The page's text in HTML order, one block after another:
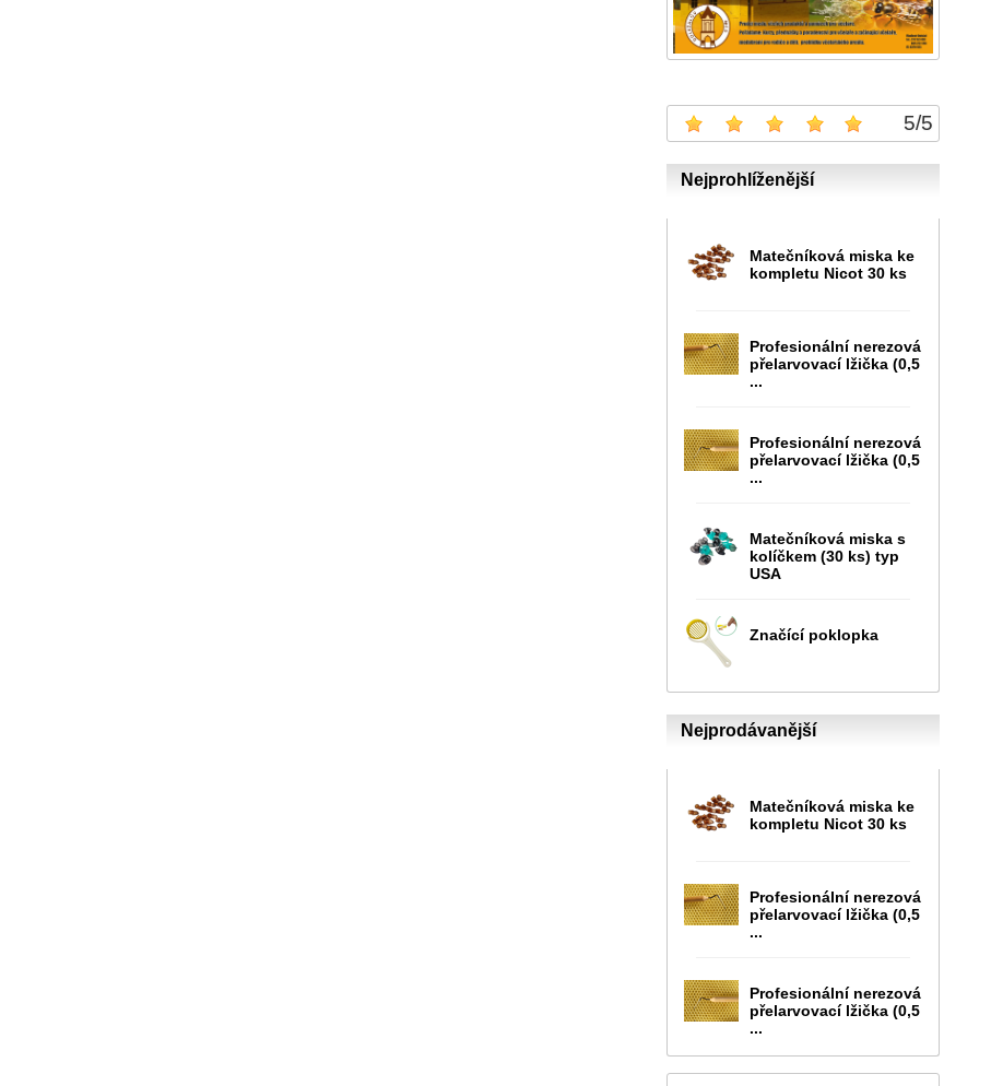
5/5
Nejprohlíženější
Matečníková miska ke
kompletu Nicot 30 ks
Profesionální nerezová
přelarvovací lžička (0,5
...
Profesionální nerezová
přelarvovací lžička (0,5
...
Matečníková miska s
kolíčkem (30 ks) typ
USA
Značící poklopka
Nejprodávanější
Matečníková miska ke
kompletu Nicot 30 ks
Profesionální nerezová
přelarvovací lžička (0,5
...
Profesionální nerezová
přelarvovací lžička (0,5
...